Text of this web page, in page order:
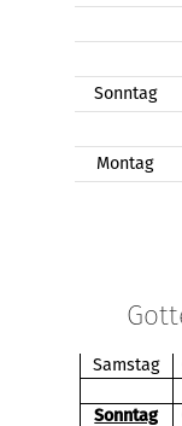
Sonntag
Montag
Samstag
Sonntag